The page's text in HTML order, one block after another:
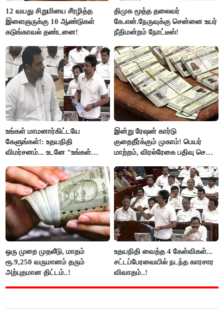
12 வயது சிறுமியை சீரழித்த
இளைஞருக்கு 10 ஆண்டுகள்
கடுங்காவல் தண்டனை!
திமுக மூத்த தலைவர்
கே.என்.நேருவுக்கு சென்னை உயர்
நீதிமன்றம் நோட்டீஸ்!
உங்கள் மாமனார்கிட்டயே
கேளுங்கள்!: உதயநிதி
விமர்சனம்... உடனே "உங்கள்
ஆதவ் அர்ஜுனா பதிலடி!
இன்று ரேஷன் கார்டு
குறைதீர்க்கும் முகாம்! பெயர்
மாற்றம், விரல்ரேகை பதிவு செய்ய
ஒரு முறை முதலீடு, மாதம்
ரூ.9,250 வருமானம் தரும்
அற்புதமான திட்டம்..!
உதயநிதி வைத்த 4 கேள்விகள்...
சட்டப்பேரவையில் நடந்த காரசார
விவாதம்..!